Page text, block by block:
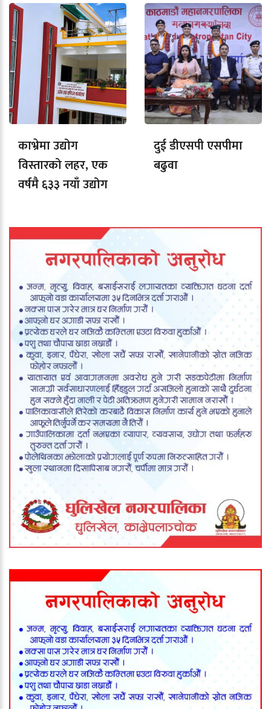
काभ्रेमा उद्योग
विस्तारको लहर, एक
वर्षमै ६३३ नयाँ उद्योग
दुई डीएसपी एसपीमा
बढुवा